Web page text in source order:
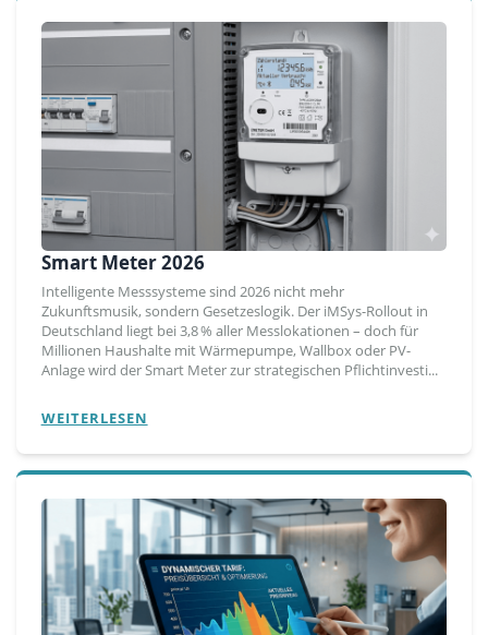
Smart Meter 2026
Intelligente Messsysteme sind 2026 nicht mehr
Zukunftsmusik, sondern Gesetzeslogik. Der iMSys-Rollout in
Deutschland liegt bei 3,8 % aller Messlokationen – doch für
Millionen Haushalte mit Wärmepumpe, Wallbox oder PV-
Anlage wird der Smart Meter zur strategischen Pflichtinvesti...
WEITERLESEN